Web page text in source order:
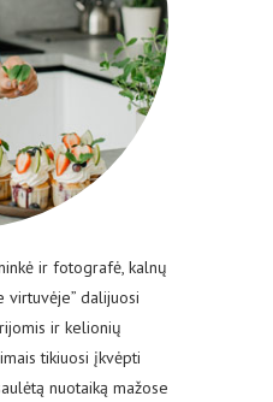
ir fotografė, kalnų
virtuvėje” dalijuosi
ir kelionių
tikiuosi įkvėpti
nuotaiką mažose